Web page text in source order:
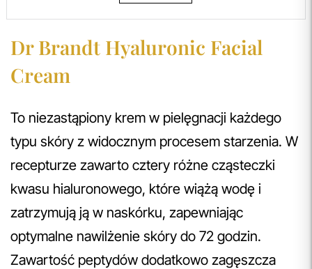
Dr Brandt Hyaluronic Facial
Cream
To niezastąpiony krem w pielęgnacji każdego
typu skóry z widocznym procesem starzenia. W
recepturze zawarto cztery różne cząsteczki
kwasu hialuronowego, które wiążą wodę i
zatrzymują ją w naskórku, zapewniając
optymalne nawilżenie skóry do 72 godzin.
Zawartość peptydów dodatkowo zagęszcza